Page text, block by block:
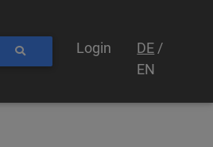
Login DE /
EN